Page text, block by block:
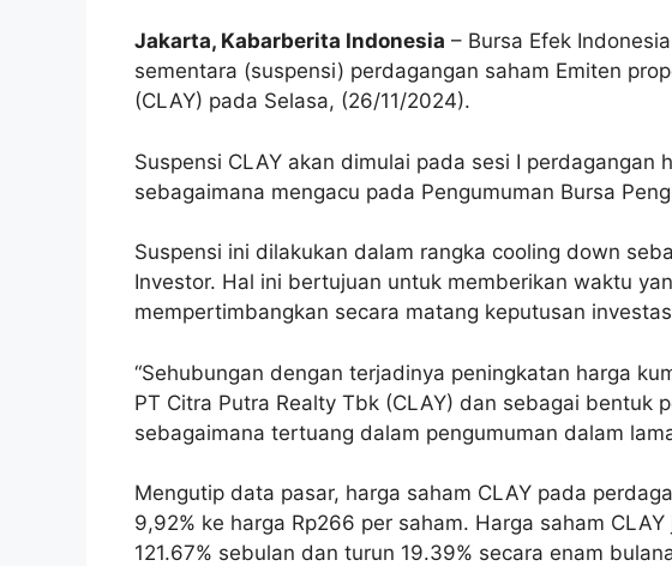
Jakarta, Kabarberita Indonesia – Bursa Efek
sementara (suspensi) perdagangan saham Emiten
(CLAY) pada Selasa, (26/11/2024).
Suspensi CLAY akan dimulai pada sesi I perdagangan
sebagaimana mengacu pada Pengumuman Bursa
Suspensi ini dilakukan dalam rangka cooling down
Investor. Hal ini bertujuan untuk memberikan waktu
mempertimbangkan secara matang keputusan
“Sehubungan dengan terjadinya peningkatan harga
PT Citra Putra Realty Tbk (CLAY) dan sebagai bentuk
sebagaimana tertuang dalam pengumuman dalam
Mengutip data pasar, harga saham CLAY pada
9,92% ke harga Rp266 per saham. Harga saham
121.67% sebulan dan turun 19.39% secara enam